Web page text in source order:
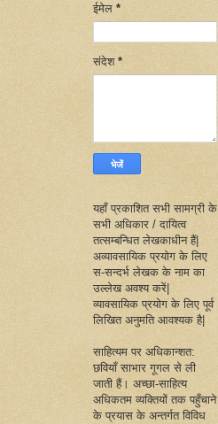
ईमेल *
संदेश *
यहाँ प्रकाशित सभी सामग्री के
सभी अधिकार / दायित्व
तत्सम्बन्धित लेखकाधीन हैं|
अव्यावसायिक प्रयोग के लिए
स-सन्दर्भ लेखक के नाम का
उल्लेख अवश्य करें|
व्यावसायिक प्रयोग के लिए पूर्व
लिखित अनुमति आवश्यक है|
साहित्यम पर अधिकान्शत:
छवियाँ साभार गूगल से ली
जाती हैं। अच्छा-साहित्य
अधिकतम व्यक्तियों तक पहुँचाने
के प्रयास के अन्तर्गत विविध